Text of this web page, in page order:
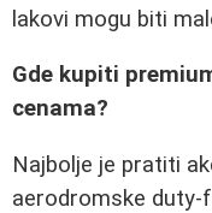
lakovi mogu biti
Gde kupiti
cenama?
Najbolje je pratiti
aerodromske duty-